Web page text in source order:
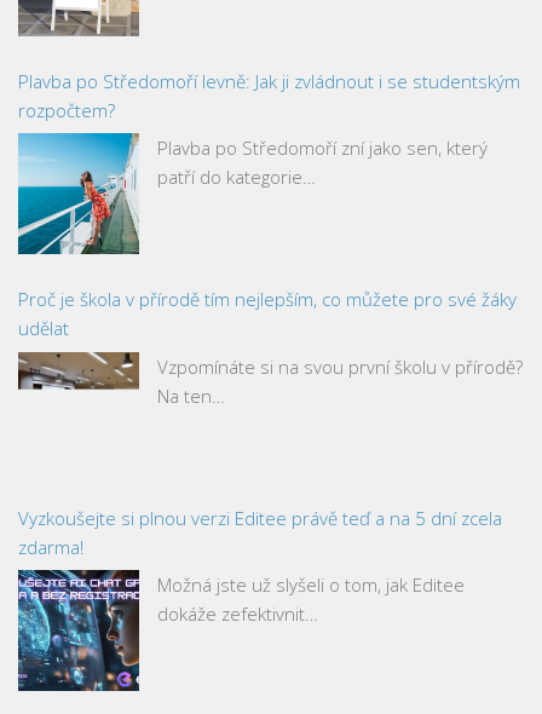
Plavba po Středomoří levně: Jak ji zvládnout i se studentským
rozpočtem?
Plavba po Středomoří zní jako sen, který
patří do kategorie…
Proč je škola v přírodě tím nejlepším, co můžete pro své žáky
udělat
Vzpomínáte si na svou první školu v přírodě?
Na ten…
Vyzkoušejte si plnou verzi Editee právě teď a na 5 dní zcela
zdarma!
Možná jste už slyšeli o tom, jak Editee
dokáže zefektivnit…